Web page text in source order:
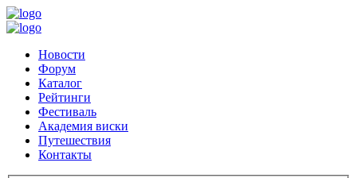
Новости
Форум
Каталог
Рейтинги
Фестиваль
Академия виски
Путешествия
Контакты